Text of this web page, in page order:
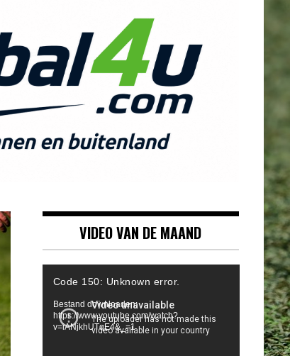
VIDEO VAN DE MAAND
Code 150: Unknown error.
Bestand downloaden:
https://www.youtube.com/watch?
v=iANjkhUTqE4&_=1